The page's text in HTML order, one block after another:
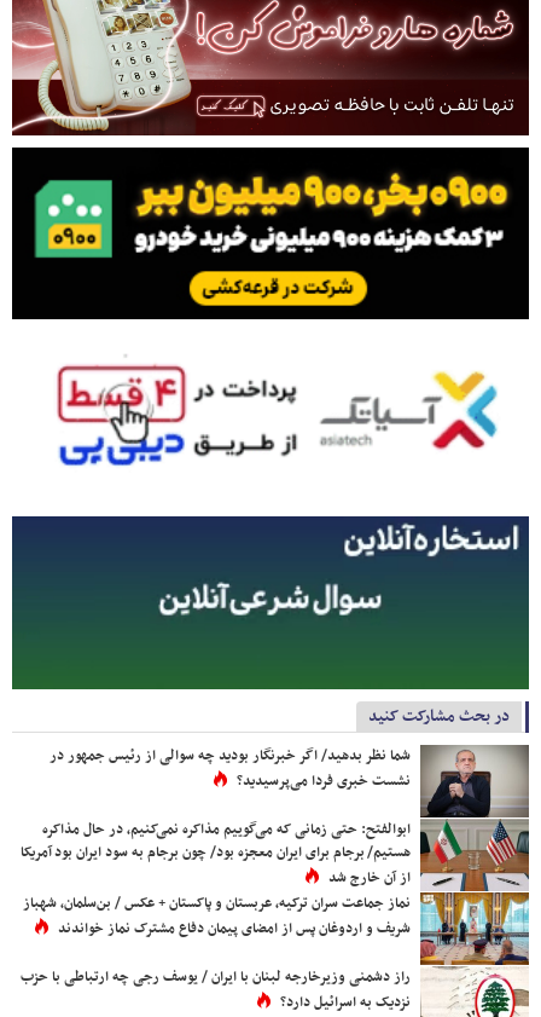
در بحث مشارکت کنید
شما نظر بدهید/ اگر خبرنگار بودید چه سوالی از رئیس جمهور در
نشست خبری فردا می‌پرسیدید؟
ابوالفتح: حتی زمانی که می‌گوییم مذاکره نمی‌کنیم، در حال مذاکره
هستیم/ برجام برای ایران معجزه بود/ چون برجام به سود ایران بود آمریکا
از آن خارج شد
نماز جماعت سران ترکیه، عربستان و پاکستان + عکس / بن‌سلمان، شهباز
شریف و اردوغان پس از امضای پیمان دفاع مشترک نماز خواندند
راز دشمنی وزیرخارجه لبنان با ایران / یوسف رجی چه ارتباطی با حزب
نزدیک به اسرائیل دارد؟